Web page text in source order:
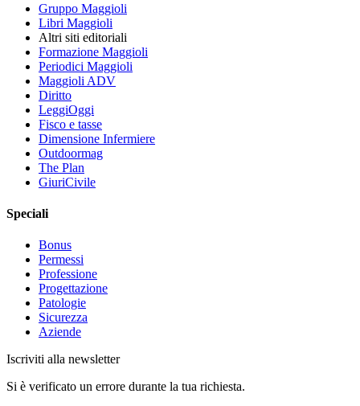
Gruppo Maggioli
Libri Maggioli
Altri siti editoriali
Formazione Maggioli
Periodici Maggioli
Maggioli ADV
Diritto
LeggiOggi
Fisco e tasse
Dimensione Infermiere
Outdoormag
The Plan
GiuriCivile
Speciali
Bonus
Permessi
Professione
Progettazione
Patologie
Sicurezza
Aziende
Iscriviti alla newsletter
Si è verificato un errore durante la tua richiesta.